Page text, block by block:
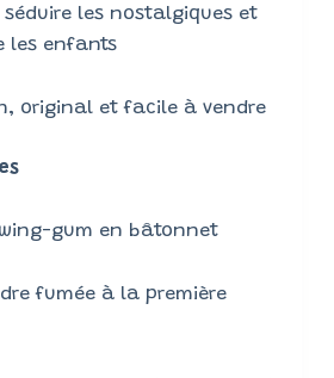
séduire les nostalgiques et
les enfants
original et facile à vendre
gum en bâtonnet
fumée à la première